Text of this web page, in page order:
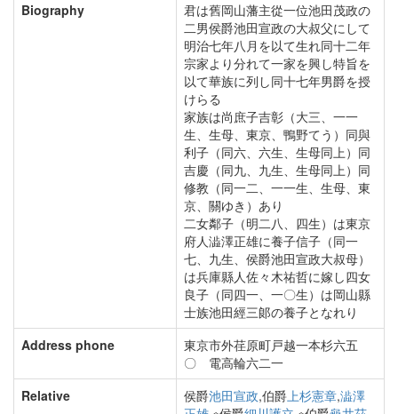
Biography
君は舊岡山藩主從一位池田茂政の
二男侯爵池田宣政の大叔父にして
明治七年八月を以て生れ同十二年
宗家より分れて一家を興し特旨を
以て華族に列し同十七年男爵を授
けらる
家族は尚庶子吉彰（大三、一一
生、生母、東京、鴨野てう）同與
利子（同六、六生、生母同上）同
吉慶（同九、九生、生母同上）同
修教（同一二、一一生、生母、東
京、關ゆき）あり
二女鄰子（明二八、四生）は東京
府人澁澤正雄に養子信子（同一
七、九生、侯爵池田宣政大叔母）
は兵庫縣人佐々木祐哲に嫁し四女
良子（同四一、一〇生）は岡山縣
士族池田經三郞の養子となれり
Address phone
東京市外荏原町戸越一本杉六五
〇 電高輪六二一
Relative
侯爵池田宣政,伯爵上杉憲章,澁澤